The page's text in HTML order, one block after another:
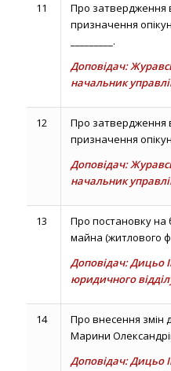
11
Про затвердження
призначення
_________.
Доповідач:
начальник
12
Про затвердження
призначення
Доповідач:
начальник
13
Про постановку на
майна (житлового
Доповідач: Дицьо
юридичного
14
Про внесення змін
Марини
Доповідач: Дицьо